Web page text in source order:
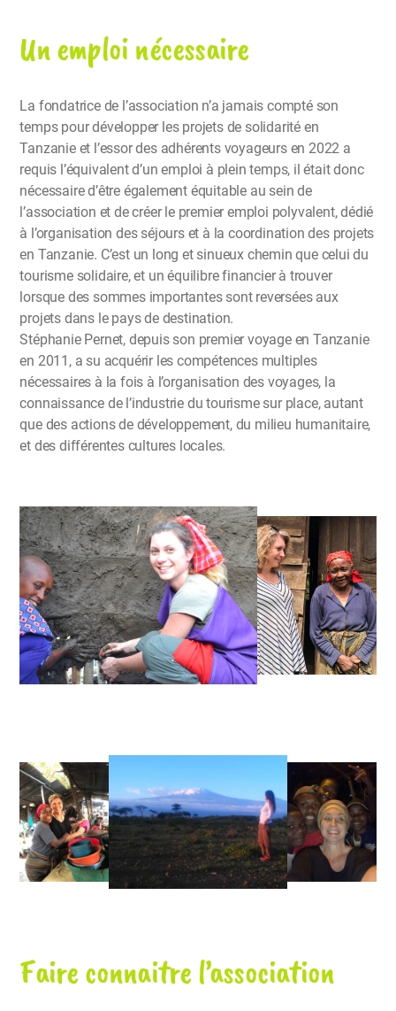
Un emploi nécessaire
La fondatrice de l’association n’a jamais compté son
temps pour développer les projets de solidarité en
Tanzanie et l’essor des adhérents voyageurs en 2022 a
requis l’équivalent d’un emploi à plein temps, il était donc
nécessaire d’être également équitable au sein de
l’association et de créer le premier emploi polyvalent, dédié
à l’organisation des séjours et à la coordination des projets
en Tanzanie. C’est un long et sinueux chemin que celui du
tourisme solidaire, et un équilibre financier à trouver
lorsque des sommes importantes sont reversées aux
projets dans le pays de destination.
Stéphanie Pernet, depuis son premier voyage en Tanzanie
en 2011, a su acquérir les compétences multiples
nécessaires à la fois à l’organisation des voyages, la
connaissance de l’industrie du tourisme sur place, autant
que des actions de développement, du milieu humanitaire,
et des différentes cultures locales.
Faire connaitre l’association